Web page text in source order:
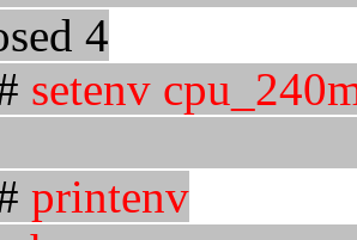
4
setenv
printenv